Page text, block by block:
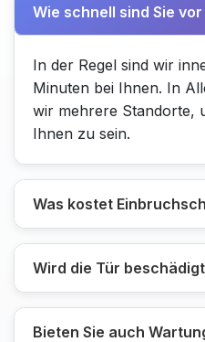
Wie schnell sind Sie
In der Regel sind wir
Minuten bei Ihnen. In
wir mehrere Standorte,
Ihnen zu sein.
Was kostet
Wird die Tür
Bieten Sie auch